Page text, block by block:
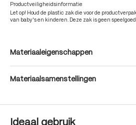
Productveiligheidsinformatie
Let op! Houd de plastic zak die voor de
van baby's en kinderen. Deze zak is geen
Materiaaleigenschappen
Materiaalsamenstellingen
Ideaal gebruik